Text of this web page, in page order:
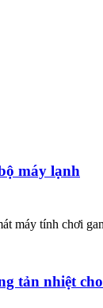
máy lạnh
máy tính chơi
tản nhiệt